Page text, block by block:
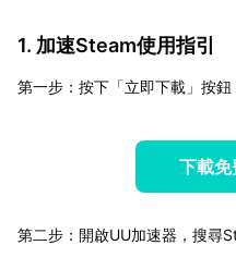
1. 加速Steam使用指引
第一步：按下「立即下載」按鈕
下載
第二步：開啟UU加速器，搜尋